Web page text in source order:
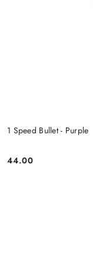
1 Speed Bullet - Purple
Cena:
44.00